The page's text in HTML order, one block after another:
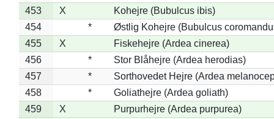
453
X
Kohejre (Bubulcus ibis)
454
*
Østlig Kohejre (Bubulcus
455
X
Fiskehejre (Ardea cinerea)
456
*
Stor Blåhejre (Ardea herodias)
457
*
Sorthovedet Hejre (Ardea
458
*
Goliathejre (Ardea goliath)
459
X
Purpurhejre (Ardea purpurea)